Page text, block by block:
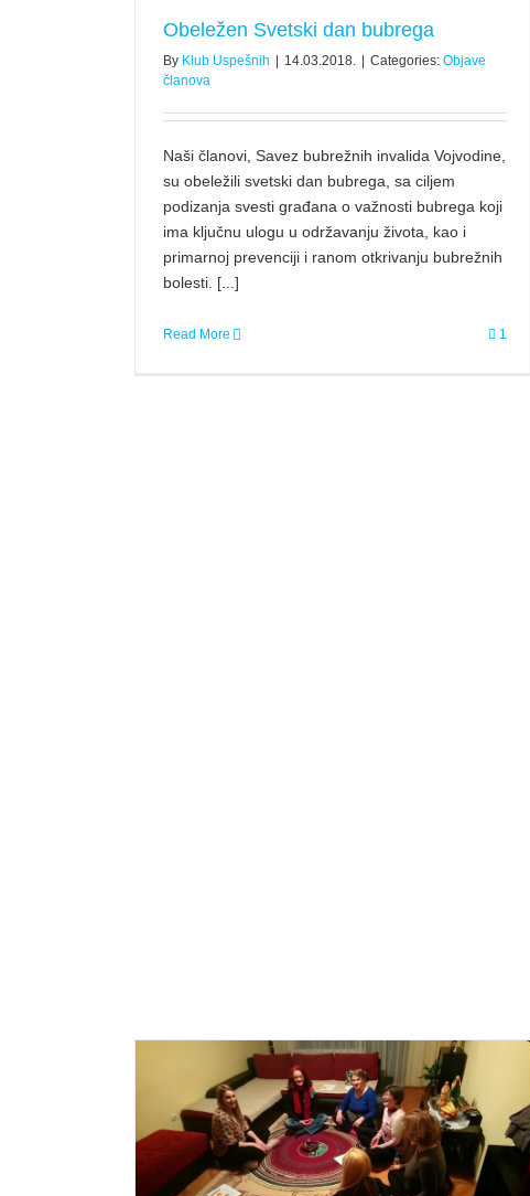
Obeležen Svetski dan bubrega
By Klub Uspešnih 14.03.2018. Categories: Objave
članova
Naši članovi, Savez bubrežnih invalida Vojvodine,
su obeležili svetski dan bubrega, sa ciljem
podizanja svesti građana o važnosti bubrega koji
ima ključnu ulogu u održavanju života, kao i
primarnoj prevenciji i ranom otkrivanju bubrežnih
bolesti. [...]
Read More 1
Edukativni susret bubrežnih invalida Kikinde i
Subotice